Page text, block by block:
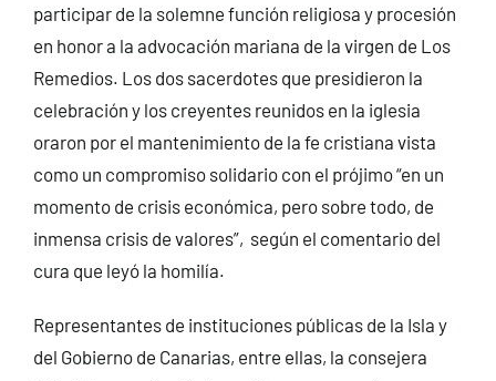
participar de la solemne función religiosa y procesión
en honor a la advocación mariana de la virgen de Los
Remedios. Los dos sacerdotes que presidieron la
celebración y los creyentes reunidos en la iglesia
oraron por el mantenimiento de la fe cristiana vista
como un compromiso solidario con el prójimo “en un
momento de crisis económica, pero sobre todo, de
inmensa crisis de valores”, según el comentario del
cura que leyó la homilía.
Representantes de instituciones públicas de la Isla y
del Gobierno de Canarias, entre ellas, la consejera